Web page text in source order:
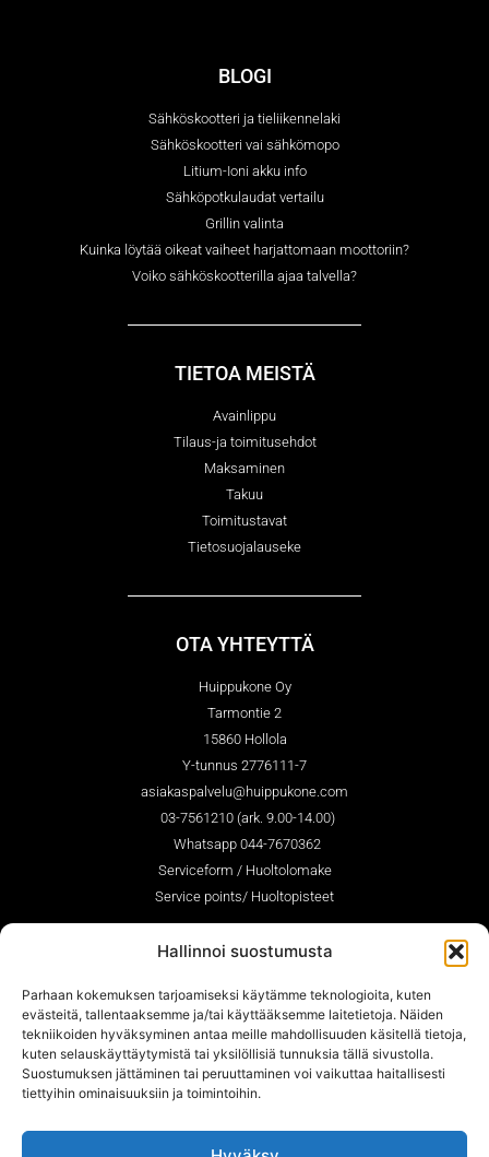
Hallinnoi suostumusta
Parhaan kokemuksen tarjoamiseksi käytämme teknologioita, kuten
evästeitä, tallentaaksemme ja/tai käyttääksemme laitetietoja. Näiden
tekniikoiden hyväksyminen antaa meille mahdollisuuden käsitellä tietoja,
kuten selauskäyttäytymistä tai yksilöllisiä tunnuksia tällä sivustolla.
Suostumuksen jättäminen tai peruuttaminen voi vaikuttaa haitallisesti
tiettyihin ominaisuuksiin ja toimintoihin.
BLOGI
Sähköskootteri ja tieliikennelaki
Sähköskootteri vai sähkömopo
Litium-Ioni akku info
Sähköpotkulaudat vertailu
Grillin valinta
Kuinka löytää oikeat vaiheet harjattomaan moottoriin?
Voiko sähköskootterilla ajaa talvella?
TIETOA MEISTÄ
Avainlippu
Tilaus-ja toimitusehdot
Maksaminen
Takuu
Toimitustavat
Tietosuojalauseke
OTA YHTEYTTÄ
Huippukone Oy
Tarmontie 2
15860 Hollola
Y-tunnus 2776111-7
asiakaspalvelu@huippukone.com
03-7561210 (ark. 9.00-14.00)
Whatsapp 044-7670362
Serviceform / Huoltolomake
Service points/ Huoltopisteet
SEURAA MEITÄ